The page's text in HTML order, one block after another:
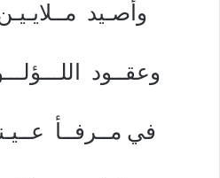
وأصـيد مــلايـيـن
وعقــود
في مــرفــأ